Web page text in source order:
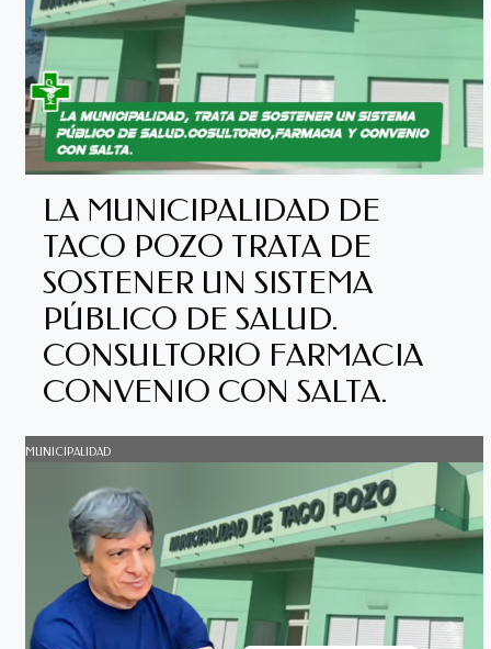
LA MUNICIPALIDAD DE
TACO POZO TRATA DE
SOSTENER UN SISTEMA
PÚBLICO DE SALUD.
CONSULTORIO FARMACIA
CONVENIO CON SALTA.
MUNICIPALIDAD